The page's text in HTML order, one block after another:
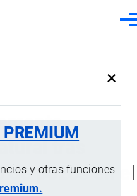
×
y otras funciones
tras
pozos en el